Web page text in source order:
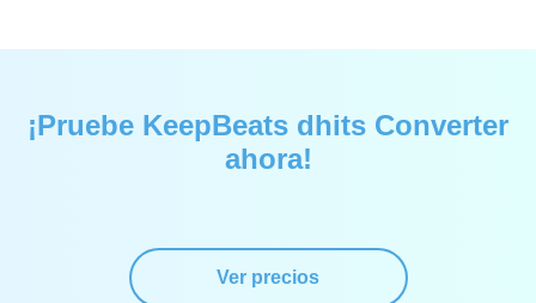
¡Pruebe KeepBeats dhits Converter
ahora!
Ver precios